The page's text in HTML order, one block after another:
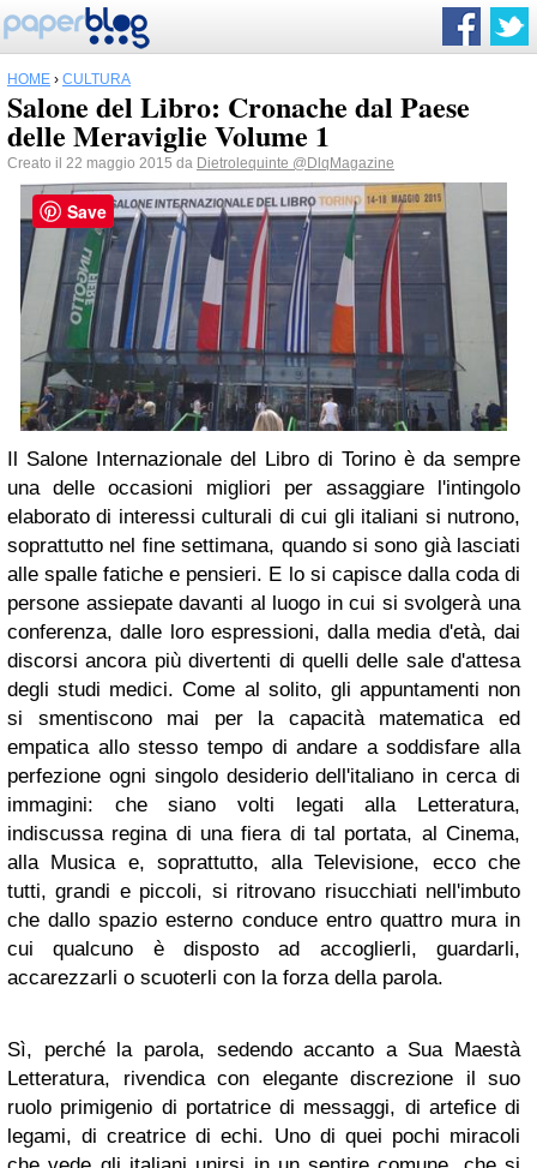
HOME › CULTURA
Salone del Libro: Cronache dal Paese
delle Meraviglie Volume 1
Creato il 22 maggio 2015 da Dietrolequinte @DlqMagazine
Il Salone Internazionale del Libro di Torino è da sempre
una delle occasioni migliori per assaggiare l'intingolo
elaborato di interessi culturali di cui gli italiani si nutrono,
soprattutto nel fine settimana, quando si sono già lasciati
alle spalle fatiche e pensieri. E lo si capisce dalla coda di
persone assiepate davanti al luogo in cui si svolgerà una
conferenza, dalle loro espressioni, dalla media d'età, dai
discorsi ancora più divertenti di quelli delle sale d'attesa
degli studi medici. Come al solito, gli appuntamenti non
si smentiscono mai per la capacità matematica ed
empatica allo stesso tempo di andare a soddisfare alla
perfezione ogni singolo desiderio dell'italiano in cerca di
immagini: che siano volti legati alla Letteratura,
indiscussa regina di una fiera di tal portata, al Cinema,
alla Musica e, soprattutto, alla Televisione, ecco che
tutti, grandi e piccoli, si ritrovano risucchiati nell'imbuto
che dallo spazio esterno conduce entro quattro mura in
cui qualcuno è disposto ad accoglierli, guardarli,
accarezzarli o scuoterli con la forza della parola.
Sì, perché la parola, sedendo accanto a Sua Maestà
Letteratura, rivendica con elegante discrezione il suo
ruolo primigenio di portatrice di messaggi, di artefice di
legami, di creatrice di echi. Uno di quei pochi miracoli
Save